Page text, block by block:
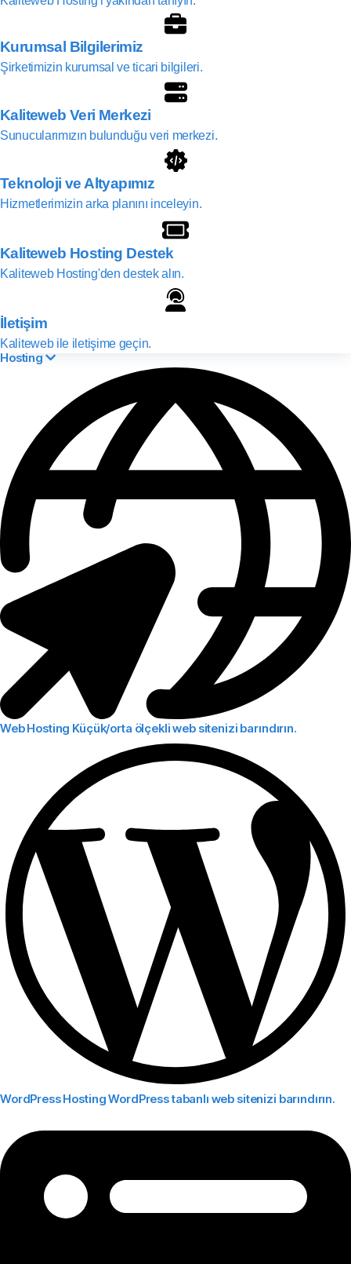
Kurumsal Bilgilerimiz
Şirketimizin kurumsal ve ticari bilgileri.
Kaliteweb Veri Merkezi
Sunucularımızın bulunduğu veri merkezi.
Teknoloji ve Altyapımız
Hizmetlerimizin arka planını inceleyin.
Kaliteweb Hosting Destek
Kaliteweb Hosting'den destek alın.
İletişim
Kaliteweb ile iletişime geçin.
Hosting
Web Hosting Küçük/orta ölçekli web sitenizi barındırın.
WordPress HostingWordPress tabanlı web sitenizi barındırın.